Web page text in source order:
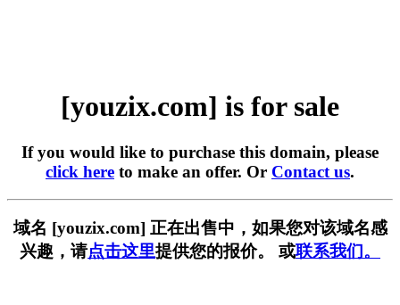
[youzix.com] is for sale
If you would like to purchase this domain, please
click here to make an offer. Or Contact us.
域名 [youzix.com] 正在出售中，如果您对该域名感
兴趣，请点击这里提供您的报价。 或联系我们。